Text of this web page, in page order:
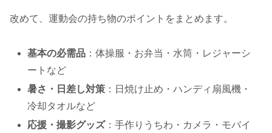
改めて、運動会の持ち物のポイントをまとめます。
基本の必需品 ：体操服・お弁当・水筒・レジャーシ
ートなど
暑さ・日差し対策 ：日焼け止め・ハンディ扇風機・
冷却タオルなど
応援・撮影グッズ：手作りうちわ・カメラ・モバイ